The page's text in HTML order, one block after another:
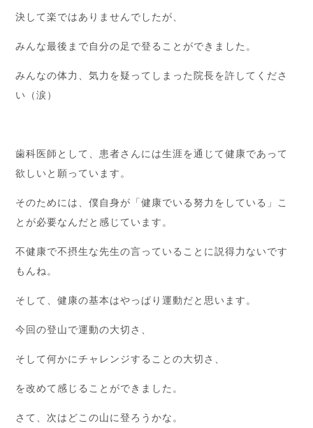
決して楽ではありませんでしたが、
みんな最後まで自分の足で登ることができました。
みんなの体力、気力を疑ってしまった院長を許してくださ
い（涙）
歯科医師として、患者さんには生涯を通じて健康であって
欲しいと願っています。
そのためには、僕自身が「健康でいる努力をしている」こ
とが必要なんだと感じています。
不健康で不摂生な先生の言っていることに説得力ないです
もんね。
そして、健康の基本はやっぱり運動だと思います。
今回の登山で運動の大切さ、
そして何かにチャレンジすることの大切さ、
を改めて感じることができました。
さて、次はどこの山に登ろうかな。